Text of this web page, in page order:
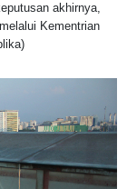
akhirnya,
Kementrian